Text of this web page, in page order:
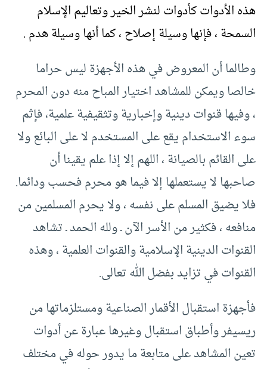
هذه الأدوات كأدوات لنشر الخير وتعاليم الإسلام
السمحة ، فإنها وسيلة إصلاح ، كما أنها وسيلة هدم .
وطالما أن المعروض في هذه الأجهزة ليس حراما
خالصا ويمكن للمشاهد اختيار المباح منه دون المحرم
، وفيها قنوات دينية وإخبارية وتثقيفية علمية، فإثم
سوء الاستخدام يقع على المستخدم لا على البائع ولا
على القائم بالصيانة ، اللهم إلا إذا علم يقينا أن
صاحبها لا يستعملها إلا فيما هو محرم فحسب ودائما.
فلا يضيق المسلم على نفسه ، ولا يحرم المسلمين من
منافعه ، فكثير من الأسر الآن ـ ولله الحمد ـ تشاهد
القنوات الدينية الإسلامية والقنوات العلمية ، وهذه
القنوات في تزايد بفضل الله تعالى.
فأجهزة استقبال الأقمار الصناعية ومستلزماتها من
ريسيفر وأطباق استقبال وغيرها عبارة عن أدوات
تعين المشاهد على متابعة ما يدور حوله في مختلف